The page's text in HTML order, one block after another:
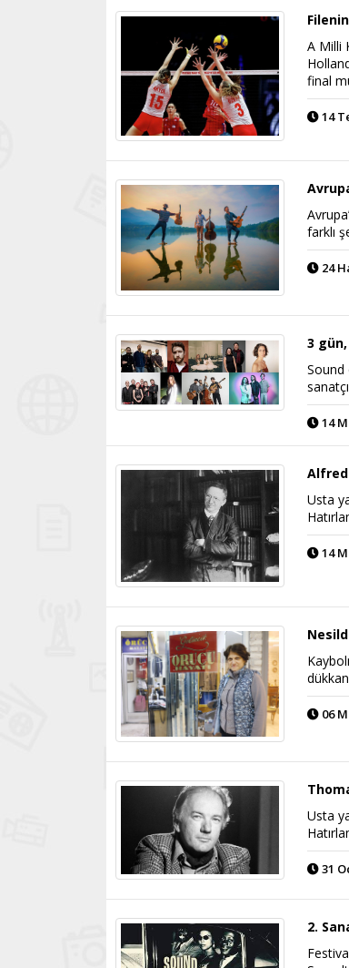
A Milli
final
14
farklı
24
3
Sound
14
Alfred
Usta
14
06
Usta
31
2.